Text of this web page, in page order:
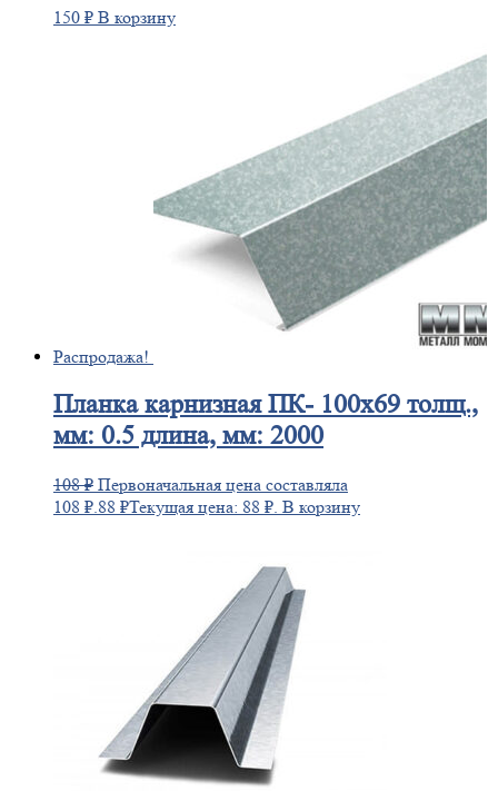
150 ₽ В корзину
Распродажа!
Планкакарнизная ПК- 100х69 толщ.,
мм: 0.5 длина, мм: 2000
108₽ Первоначальная цена составляла
108 ₽.88 ₽Текущая цена: 88 ₽. В корзину